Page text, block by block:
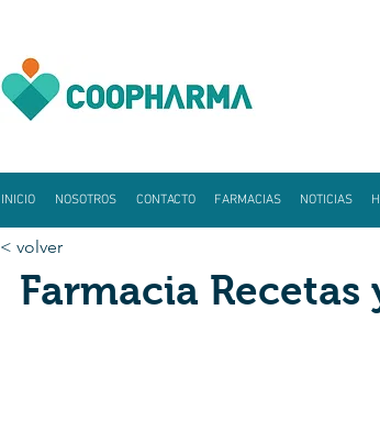
INICIO NOSOTROS CONTACTO FARMACIAS NOTICIAS
< volver
Farmacia Recetas